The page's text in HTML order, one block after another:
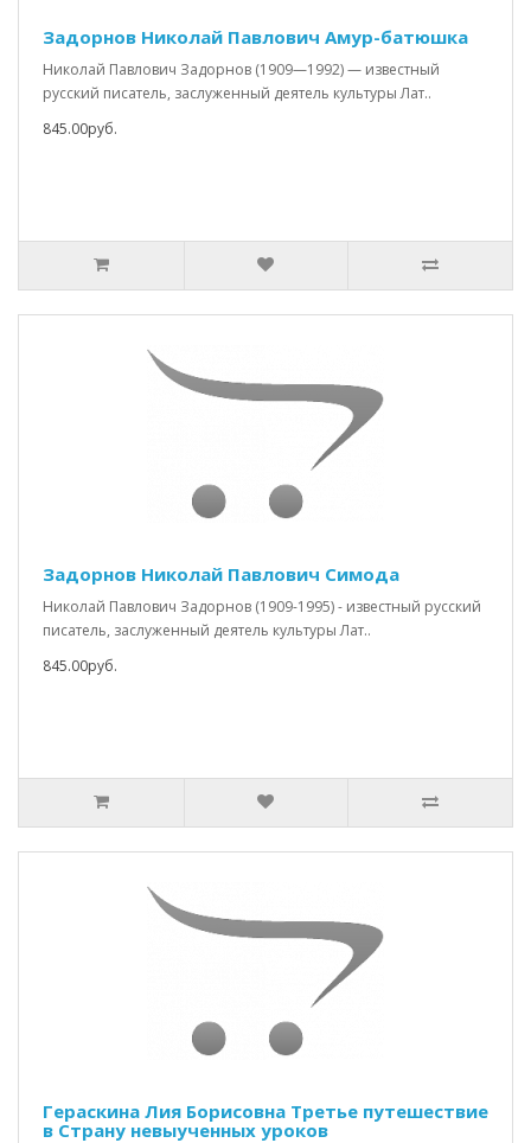
Задорнов Николай Павлович Амур-батюшка
Николай Павлович Задорнов (1909—1992) — известный
русский писатель, заслуженный деятель культуры Лат..
845.00руб.
Задорнов Николай Павлович Симода
Николай Павлович Задорнов (1909-1995) - известный русский
писатель, заслуженный деятель культуры Лат..
845.00руб.
Гераскина Лия Борисовна Третье путешествие
в Страну невыученных уроков